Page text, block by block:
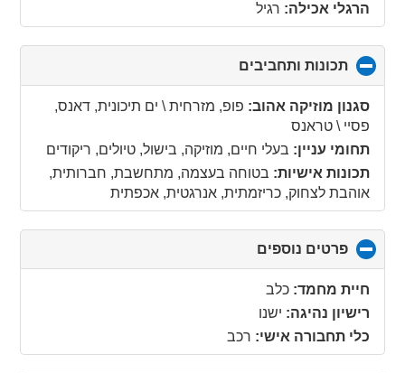
הרגלי אכילה: רגיל
תכונות ותחביבים
to
collapse
סגנון מוזיקה אהוב: פופ, מזרחית \ ים תיכונית, דאנס,
פסיי \ טראנס
תחומי עניין: בעלי חיים, מוזיקה, בישול, טיולים, ריקודים
תכונות אישיות: בטוחה בעצמה, מתחשבת, חברותית,
אוהבת לצחוק, כריזמתית, אנרגטית, אכפתית
פרטים נוספים
to
חיית מחמד: כלב
רישיון נהיגה: ישנו
כלי תחבורה אישי: רכב